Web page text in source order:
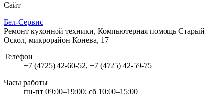
Сайт
Бел-Сервис
Ремонт кухонной техники, Компьютерная помощь Старый
Оскол, микрорайон Конева, 17
Телефон
+7 (4725) 42-60-52, +7 (4725) 42-59-75
Часы работы
пн-пт 09:00–19:00; сб 10:00–15:00